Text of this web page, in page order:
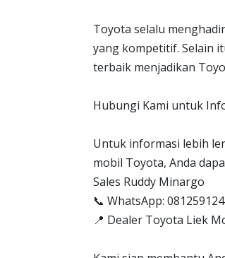
Toyota selalu
yang kompetitif. Selain
terbaik menjadikan
Hubungi Kami untuk
Untuk informasi lebih
mobil Toyota, Anda
Sales Ruddy Minargo
📞 WhatsApp:
📍 Dealer Toyota Liek